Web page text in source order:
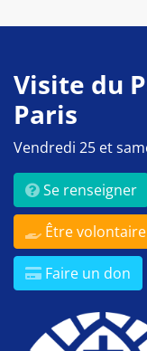
Visite du
Paris
Vendredi 25 et
Se renseigner
Être volontaire
Faire un don